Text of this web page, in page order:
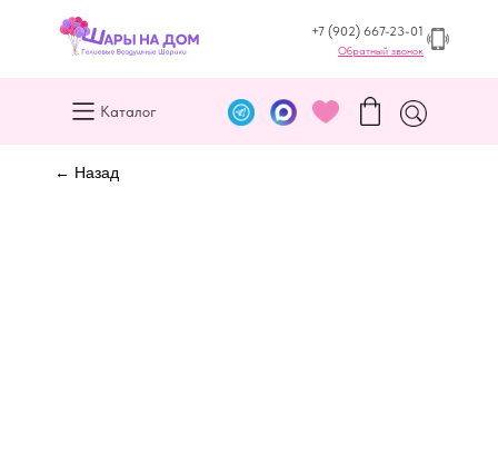
+7 (902) 667-23-01
Обратный звонок
Каталог
← Назад